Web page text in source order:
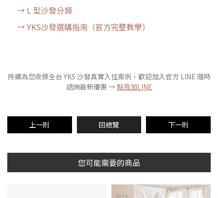
→ L 型沙發分類
→ YKS沙發選購指南（官方完整教學）
持續為您收錄全台 YKS 沙發真實入住案例，歡迎加入官方 LINE 隨時
諮詢最新優惠 →點我加LINE
上一則 回總覽 下一則
您可能需要的商品